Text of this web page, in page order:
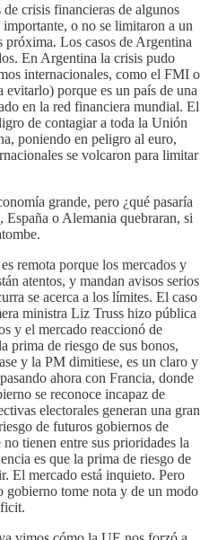
crisis financieras de algunos
o no se limitaron a un
próxima. Los casos de Argentina
En Argentina la crisis pudo
internacionales, como el FMI o
porque es un país de una
en la red financiera mundial. El
de contagiar a toda la Unión
poniendo en peligro al euro,
se volcaron para limitar
grande, pero ¿qué pasaría
o Alemania quebraran, si
remota porque los mercados y
atentos, y mandan avisos serios
se acerca a los límites. El caso
ministra Liz Truss hizo pública
y el mercado reaccionó de
prima de riesgo de sus bonos,
y la PM dimitiese, es un claro y
ahora con Francia, donde
se reconoce incapaz de
electorales generan una gran
de futuros gobiernos de
tienen entre sus prioridades la
es que la prima de riesgo de
El mercado está inquieto. Pero
gobierno tome nota y de un modo